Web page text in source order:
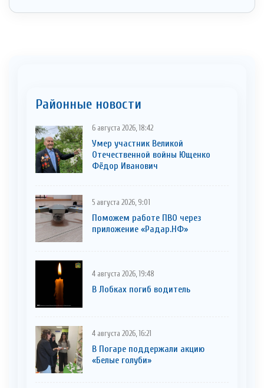
Районные новости
6 августа 2026, 18:42
Умер участник Великой
Отечественной войны Ющенко
Фёдор Иванович
5 августа 2026, 9:01
Поможем работе ПВО через
приложение «Радар.НФ»
4 августа 2026, 19:48
В Лобках погиб водитель
4 августа 2026, 16:21
В Погаре поддержали акцию
«Белые голуби»